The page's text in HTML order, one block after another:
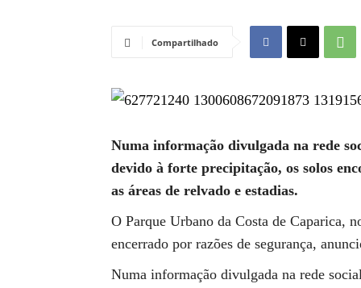
Compartilhado
Numa informação divulgada na rede
devido à forte precipitação, os solos
as áreas de relvado e estadias.
O Parque Urbano da Costa de Caparica,
encerrado por razões de segurança,
Numa informação divulgada na rede